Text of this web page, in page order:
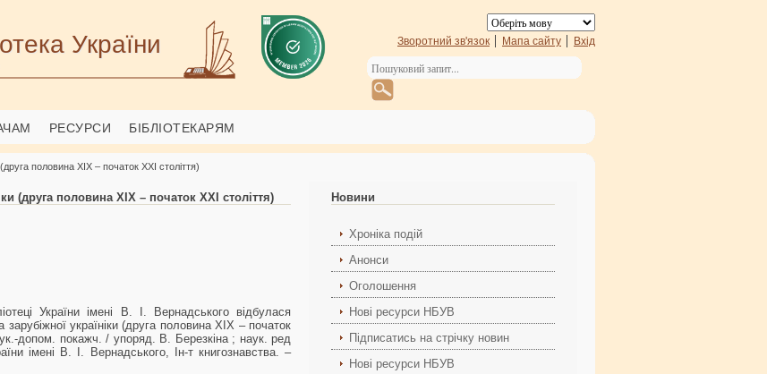
України Зворотний зв'язок Мапа сайту Вхід
РЕСУРСИ БІБЛІОТЕКАРЯМ
(друга половина ХІХ – початок ХХІ століття)
(друга половина ХІХ – початок ХХІ століття)
України імені В. І. Вернадського відбулася
зарубіжної україніки (друга половина ХІХ – початок
допом. покажч. / упоряд. В. Березкіна ; наук. ред
імені В. І. Вернадського, Ін-т книгознавства. –
Новини
Хроніка подій
Анонси
Оголошення
Нові ресурси НБУВ
Підписатись на стрічку новин
Нові ресурси НБУВ